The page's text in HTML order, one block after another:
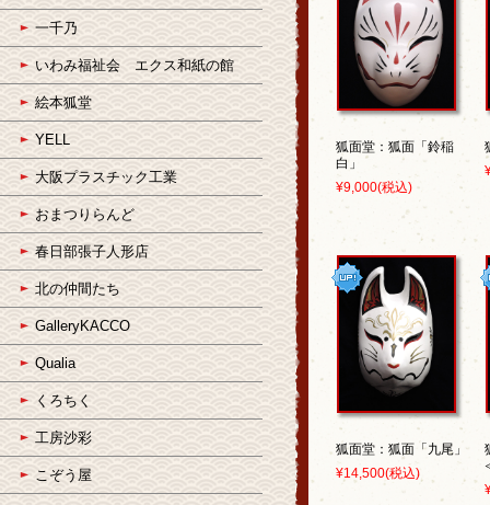
狐面堂：狐面「鈴稲
白」
¥9,000(税込)
狐面堂：狐面「九尾」
¥14,500(税込)
一千乃
いわみ福祉会 エクス和紙の館
絵本狐堂
YELL
大阪プラスチック工業
おまつりらんど
春日部張子人形店
北の仲間たち
GalleryKACCO
Qualia
くろちく
工房沙彩
こぞう屋